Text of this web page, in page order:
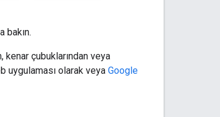
bakın.
kenar çubuklarından veya
uygulaması olarak veya Google